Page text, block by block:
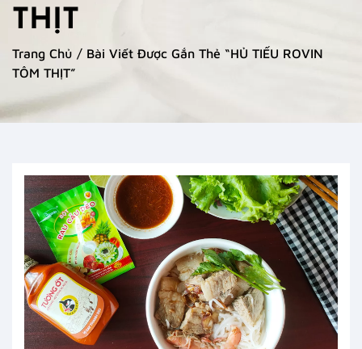
THỊT
Trang Chủ / Bài Viết Được Gắn Thẻ “HỦ TIẾU ROVIN
TÔM THỊT”